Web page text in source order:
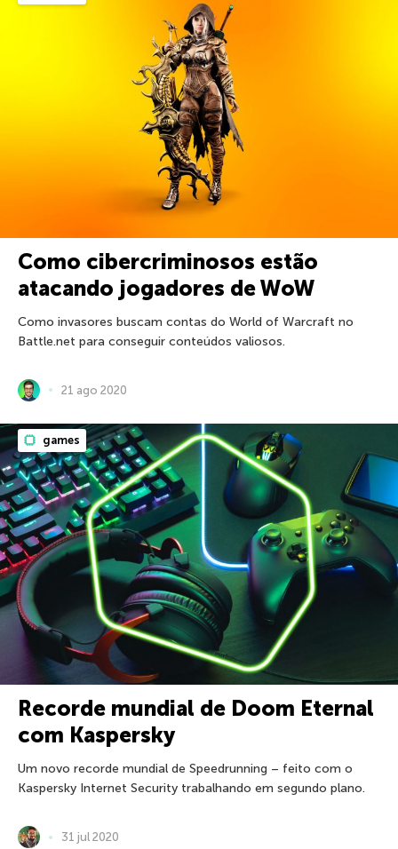
Como cibercriminosos estão
atacando jogadores de WoW
Como invasores buscam contas do World of Warcraft no
Battle.net para conseguir conteúdos valiosos.
21 ago 2020
games
Recorde mundial de Doom Eternal
com Kaspersky
Um novo recorde mundial de Speedrunning – feito com o
Kaspersky Internet Security trabalhando em segundo plano.
31 jul 2020